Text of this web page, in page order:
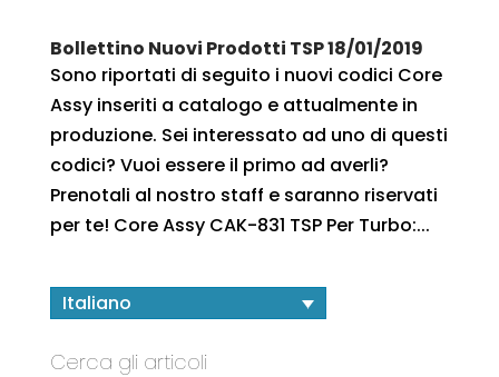
Bollettino Nuovi Prodotti TSP 18/01/2019
Sono riportati di seguito i nuovi codici Core
Assy inseriti a catalogo e attualmente in
produzione. Sei interessato ad uno di questi
codici? Vuoi essere il primo ad averli?
Prenotali al nostro staff e saranno riservati
per te! Core Assy CAK-831 TSP Per Turbo:...
Italiano
Cerca gli articoli